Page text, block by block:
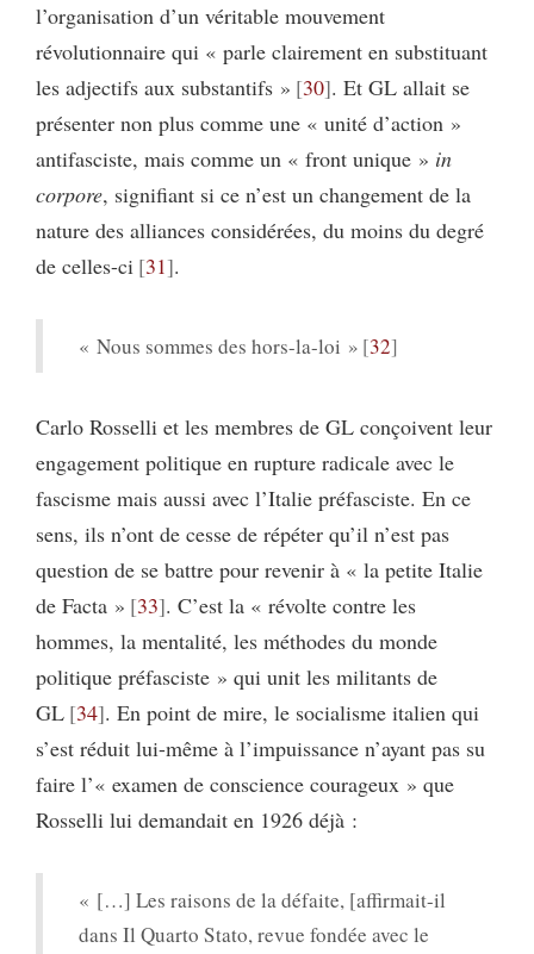
l’organisation d’un véritable mouvement
révolutionnaire qui « parle clairement en substituant
les adjectifs aux substantifs » 30 . Et GL allait se
présenter non plus comme une « unité d’action »
antifasciste, mais comme un « front unique » in
corpore, signifiant si ce n’est un changement de la
nature des alliances considérées, du moins du degré
de celles-ci 31 .
« Nous sommes des hors-la-loi » 32
Carlo Rosselli et les membres de GL conçoivent leur
engagement politique en rupture radicale avec le
fascisme mais aussi avec l’Italie préfasciste. En ce
sens, ils n’ont de cesse de répéter qu’il n’est pas
question de se battre pour revenir à « la petite Italie
de Facta » 33 . C’est la « révolte contre les
hommes, la mentalité, les méthodes du monde
politique préfasciste » qui unit les militants de
GL 34 . En point de mire, le socialisme italien qui
s’est réduit lui-même à l’impuissance n’ayant pas su
faire l’« examen de conscience courageux » que
Rosselli lui demandait en 1926 déjà :
« […] Les raisons de la défaite, [affirmait-il
dans Il Quarto Stato, revue fondée avec le